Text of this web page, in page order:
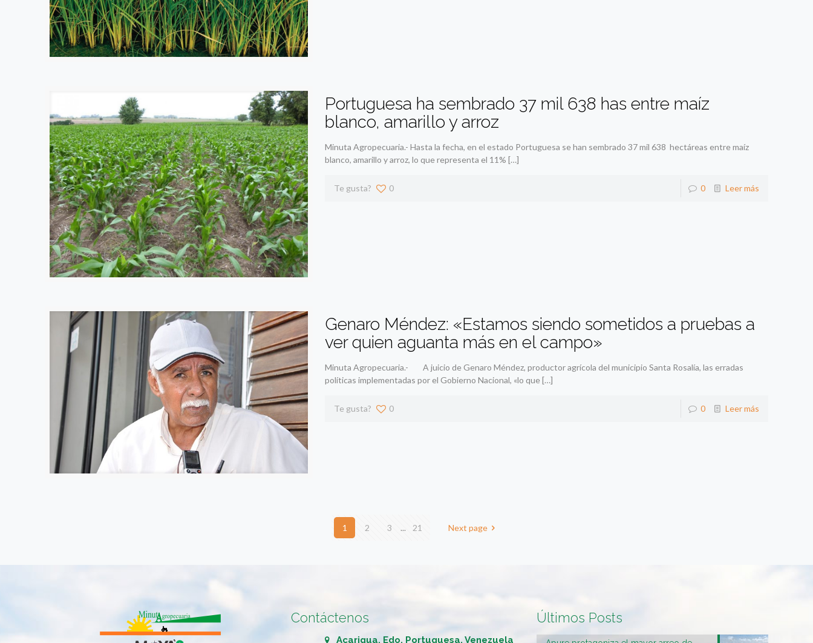
Portuguesa ha sembrado 37 mil 638 has entre maíz
blanco, amarillo y arroz
Minuta Agropecuaria.- Hasta la fecha, en el estado Portuguesa se han sembrado 37 mil 638 hectáreas entre maíz
blanco, amarillo y arroz, lo que representa el 11% […]
Te gusta? 0 0 Leer más
Genaro Méndez: «Estamos siendo sometidos a pruebas a
ver quien aguanta más en el campo»
Minuta Agropecuaria.- A juicio de Genaro Méndez, productor agrícola del municipio Santa Rosalía, las erradas
políticas implementadas por el Gobierno Nacional, «lo que[…]
Te gusta? 0 0 Leer más
1 2 3 ... 21 Next page
Contáctenos
Acarigua, Edo. Portuguesa, Venezuela
Últimos Posts